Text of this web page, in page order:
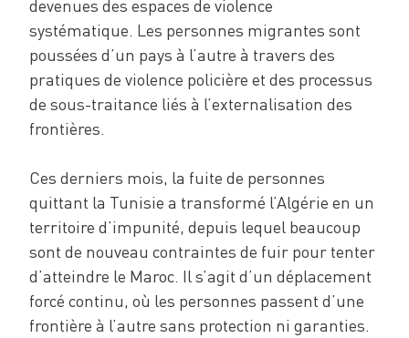
devenues des espaces de violence
systématique. Les personnes migrantes sont
poussées d’un pays à l’autre à travers des
pratiques de violence policière et des processus
de sous-traitance liés à l’externalisation des
frontières.
Ces derniers mois, la fuite de personnes
quittant la Tunisie a transformé l’Algérie en un
territoire d’impunité, depuis lequel beaucoup
sont de nouveau contraintes de fuir pour tenter
d’atteindre le Maroc. Il s’agit d’un déplacement
forcé continu, où les personnes passent d’une
frontière à l’autre sans protection ni garanties.